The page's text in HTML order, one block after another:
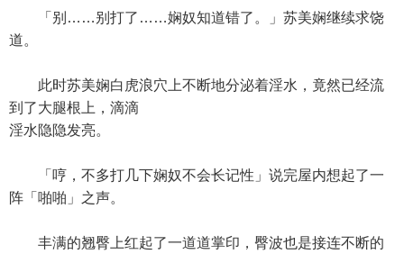
「别……别打了……娴奴知道错了。」苏美娴继续求饶
道。
此时苏美娴白虎浪穴上不断地分泌着淫水，竟然已经流
到了大腿根上，滴滴
淫水隐隐发亮。
「哼，不多打几下娴奴不会长记性」说完屋内想起了一
阵「啪啪」之声。
丰满的翘臀上红起了一道道掌印，臀波也是接连不断的